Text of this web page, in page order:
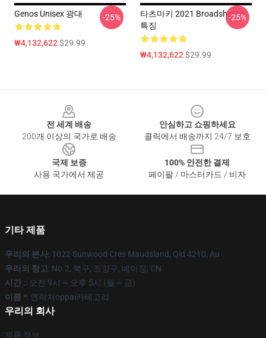
Genos Unisex 광대
₩4,132,622$29.99
-25%
타츠마키 2021 Broadshort의
특징
₩4,132,622$29.99
-25%
전 세계 배송
200개 이상의 국가로 배송
안심하고 쇼핑하세요
클릭에서 배송까지 24/7 보호
국제 보증
사용 국가에서 제공
100% 안전한 결제
페이팔 / 마스터카드 / 비자
기타 제품
우리의 본사: 1022 Sunwood Cres Maudsland, Qld 4210, Au
우리의 창고: No.2, 북구, 조양구, 베이징, CN
시간 :: 오전 9시 ~ 오후 5시 (월 ~ 금)
이름 *: 연락처oppai카테고리
우리의 회사
제품 정보